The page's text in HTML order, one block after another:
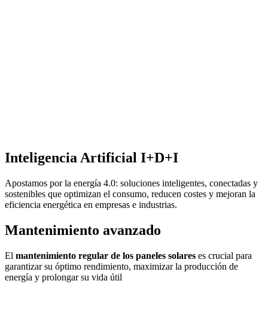
Inteligencia Artificial I+D+I
Apostamos por la energía 4.0: soluciones inteligentes, conectadas y
sostenibles que optimizan el consumo, reducen costes y mejoran la
eficiencia energética en empresas e industrias.
Mantenimiento avanzado
El mantenimiento regular de los paneles solares es crucial para
garantizar su óptimo rendimiento, maximizar la producción de
energía y prolongar su vida útil